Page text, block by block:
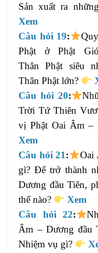
Sản xuất ra
Xem
Câu hỏi 19:
Phật ở Phật
Thân Phật siêu
Thân Phật lớn?
Câu hỏi 20:
Trời Tứ Thiên
vị Phật Oai Âm –
Xem
Câu hỏi 21:
Oai
gì? Để trở thành
Dương đầu Tiên,
thế nào?
Xem
Câu hỏi 22:
Âm – Dương đầu
Nhiệm vụ gì?